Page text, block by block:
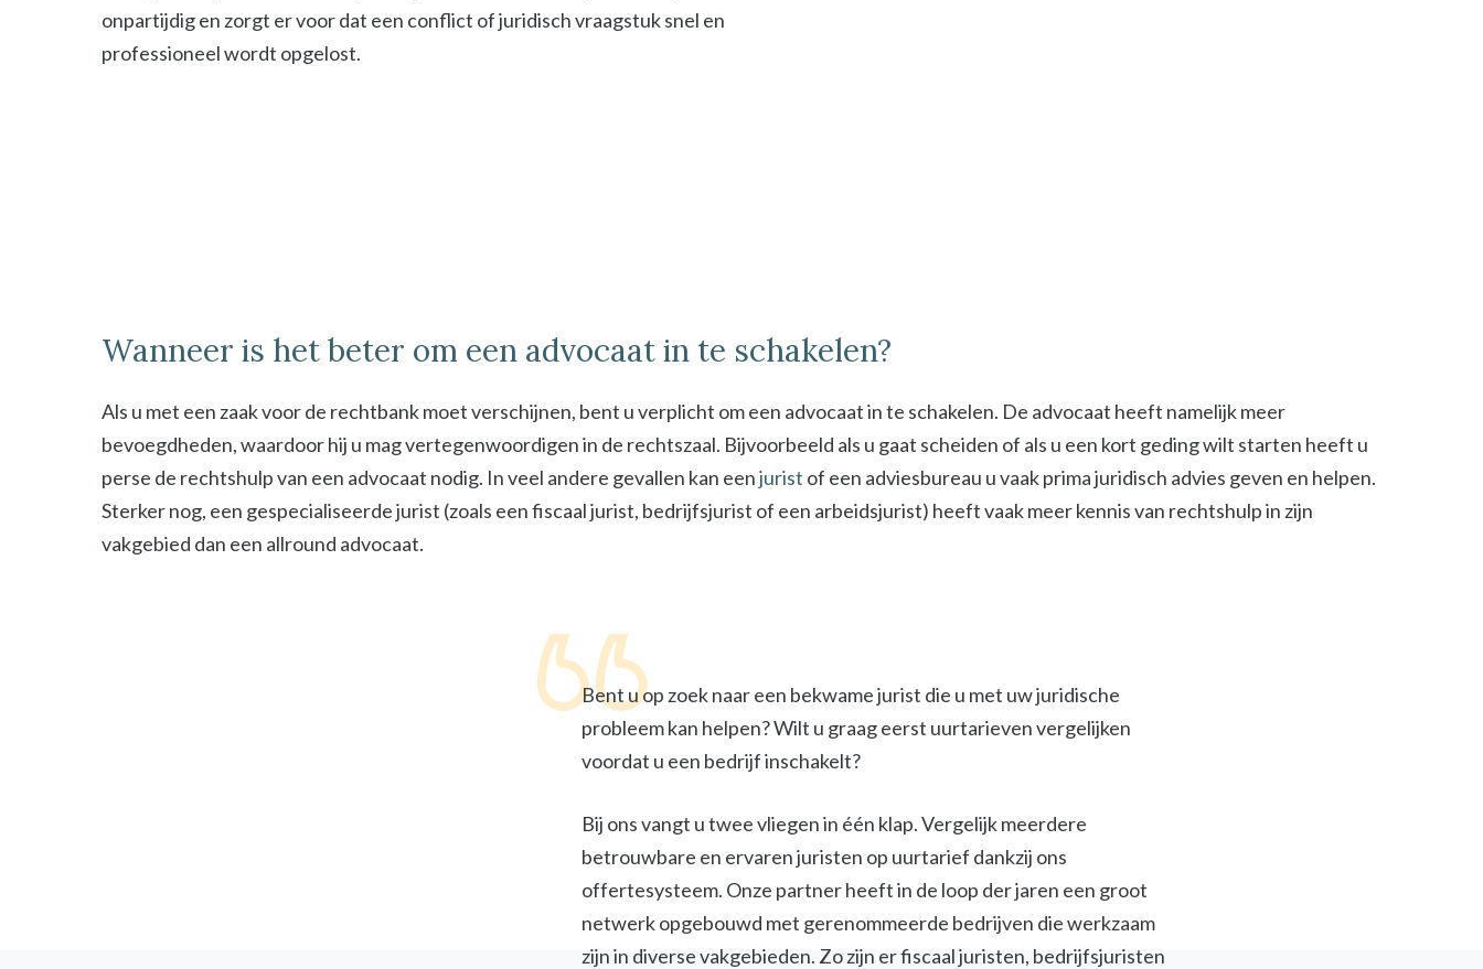
onpartijdig en zorgt er voor dat een conflict of juridisch vraagstuk snel en
professioneel wordt opgelost.
Wanneer is het beter om een advocaat in te schakelen?
Als u met een zaak voor de rechtbank moet verschijnen, bent u verplicht om een advocaat in te schakelen. De advocaat heeft namelijk meer
bevoegdheden, waardoor hij u mag vertegenwoordigen in de rechtszaal. Bijvoorbeeld als u gaat scheiden of als u een kort geding wilt starten heeft u
perse de rechtshulp van een advocaat nodig. In veel andere gevallen kan eenjurist of een adviesbureau u vaak prima juridisch advies geven en helpen.
Sterker nog, een gespecialiseerde jurist (zoals een fiscaal jurist, bedrijfsjurist of een arbeidsjurist) heeft vaak meer kennis van rechtshulp in zijn
vakgebied dan een allround advocaat.
Bent u op zoek naar een bekwame jurist die u met uw juridische
probleem kan helpen? Wilt u graag eerst uurtarieven vergelijken
voordat u een bedrijf inschakelt?
Bij ons vangt u twee vliegen in één klap. Vergelijk meerdere
betrouwbare en ervaren juristen op uurtarief dankzij ons
offertesysteem. Onze partner heeft in de loop der jaren een groot
netwerk opgebouwd met gerenommeerde bedrijven die werkzaam
zijn in diverse vakgebieden. Zo zijn er fiscaal juristen, bedrijfsjuristen